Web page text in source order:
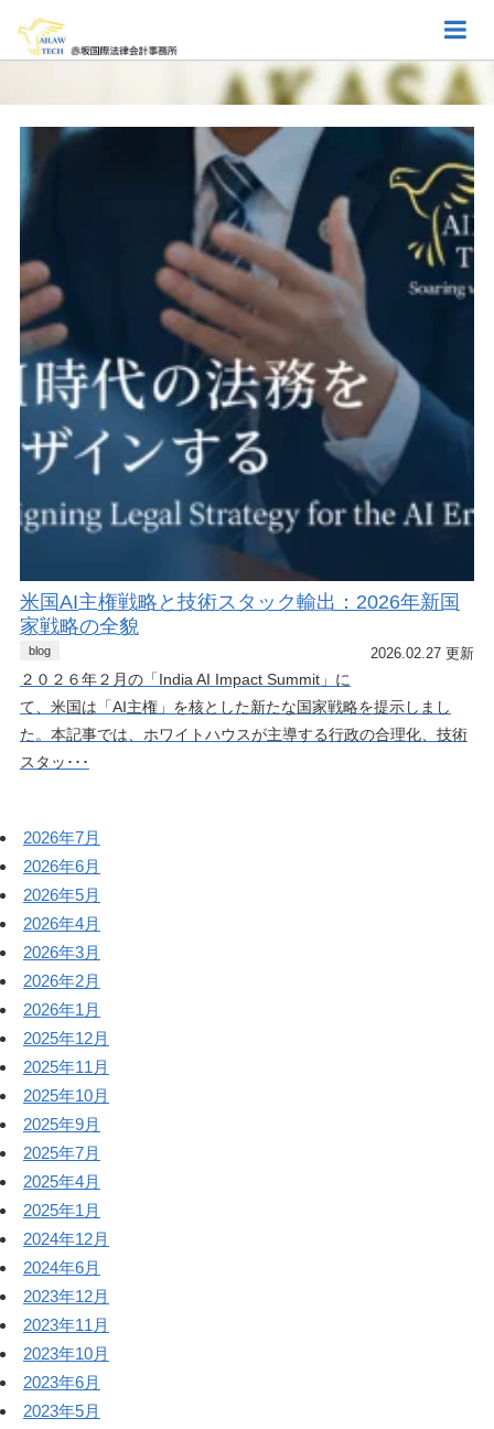
米国AI主権戦略と技術スタック輸出：2026年新国
家戦略の全貌
blog 2026.02.27 更新
２０２６年２月の「India AI Impact Summit」に
て、米国は「AI主権」を核とした新たな国家戦略を提示しまし
た。本記事では、ホワイトハウスが主導する行政の合理化、技術
スタッ･･･
2026年7月
2026年6月
2026年5月
2026年4月
2026年3月
2026年2月
2026年1月
2025年12月
2025年11月
2025年10月
2025年9月
2025年7月
2025年4月
2025年1月
2024年12月
2024年6月
2023年12月
2023年11月
2023年10月
2023年6月
2023年5月